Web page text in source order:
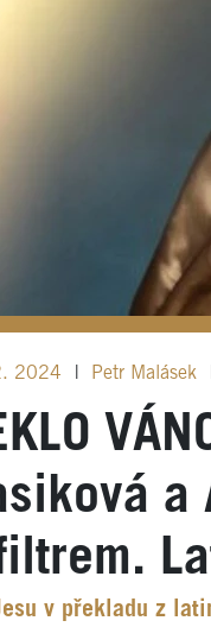
2024 Petr Malásek
v překladu z